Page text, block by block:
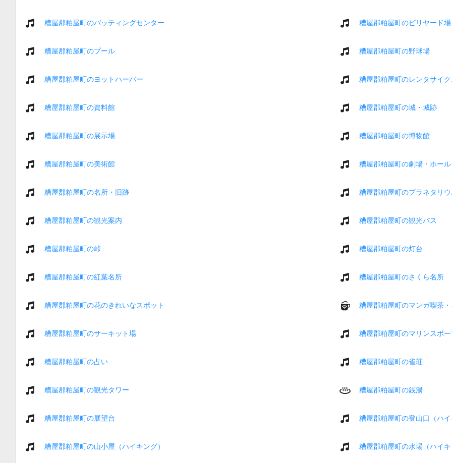
糟屋郡粕屋町のバッティングセンター 糟屋郡粕屋町のビリヤード場
糟屋郡粕屋町のプール 糟屋郡粕屋町の野球場
糟屋郡粕屋町のヨットハーバー 糟屋郡粕屋町のレンタサイ
糟屋郡粕屋町の資料館 糟屋郡粕屋町の城・城跡
糟屋郡粕屋町の展示場 糟屋郡粕屋町の博物館
糟屋郡粕屋町の美術館 糟屋郡粕屋町の劇場・ホール
糟屋郡粕屋町の名所・旧跡 糟屋郡粕屋町のプラネタリ
糟屋郡粕屋町の観光案内 糟屋郡粕屋町の観光バス
糟屋郡粕屋町の峠 糟屋郡粕屋町の灯台
糟屋郡粕屋町の紅葉名所 糟屋郡粕屋町のさくら名所
糟屋郡粕屋町の花のきれいなスポット 糟屋郡粕屋町のマンガ喫茶
糟屋郡粕屋町のサーキット場 糟屋郡粕屋町のマリンスポ
糟屋郡粕屋町の占い 糟屋郡粕屋町の雀荘
糟屋郡粕屋町の観光タワー 糟屋郡粕屋町の銭湯
糟屋郡粕屋町の展望台 糟屋郡粕屋町の登山口（ハ
糟屋郡粕屋町の山小屋（ハイキング） 糟屋郡粕屋町の水場（ハイ